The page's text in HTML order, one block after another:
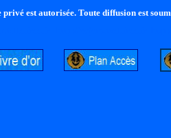
est autorisée. Toute diffusion est